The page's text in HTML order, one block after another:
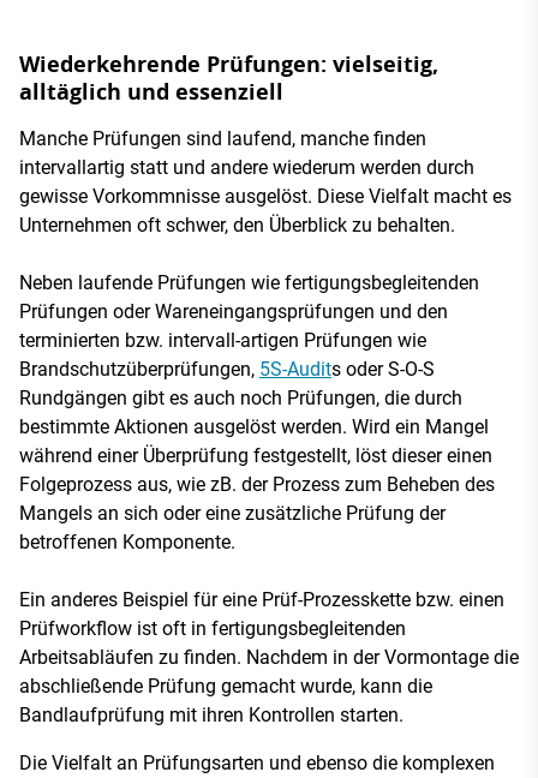
Wiederkehrende Prüfungen: vielseitig,
alltäglich und essenziell
Manche Prüfungen sind laufend, manche finden
intervallartig statt und andere wiederum werden durch
gewisse Vorkommnisse ausgelöst. Diese Vielfalt macht es
Unternehmen oft schwer, den Überblick zu behalten.
Neben laufende Prüfungen wie fertigungsbegleitenden
Prüfungen oder Wareneingangsprüfungen und den
terminierten bzw. intervall-artigen Prüfungen wie
Brandschutzüberprüfungen, 5S-Audits oder S-O-S
Rundgängen gibt es auch noch Prüfungen, die durch
bestimmte Aktionen ausgelöst werden. Wird ein Mangel
während einer Überprüfung festgestellt, löst dieser einen
Folgeprozess aus, wie zB. der Prozess zum Beheben des
Mangels an sich oder eine zusätzliche Prüfung der
betroffenen Komponente.
Ein anderes Beispiel für eine Prüf-Prozesskette bzw. einen
Prüfworkflow ist oft in fertigungsbegleitenden
Arbeitsabläufen zu finden. Nachdem in der Vormontage die
abschließende Prüfung gemacht wurde, kann die
Bandlaufprüfung mit ihren Kontrollen starten.
Die Vielfalt an Prüfungsarten und ebenso die komplexen